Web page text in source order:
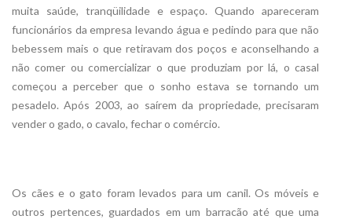
muita saúde, tranqüilidade e espaço. Quando apareceram
funcionários da empresa levando água e pedindo para que não
bebessem mais o que retiravam dos poços e aconselhando a
não comer ou comercializar o que produziam por lá, o casal
começou a perceber que o sonho estava se tornando um
pesadelo. Após 2003, ao saírem da propriedade, precisaram
vender o gado, o cavalo, fechar o comércio.
Os cães e o gato foram levados para um canil. Os móveis e
outros pertences, guardados em um barracão até que uma